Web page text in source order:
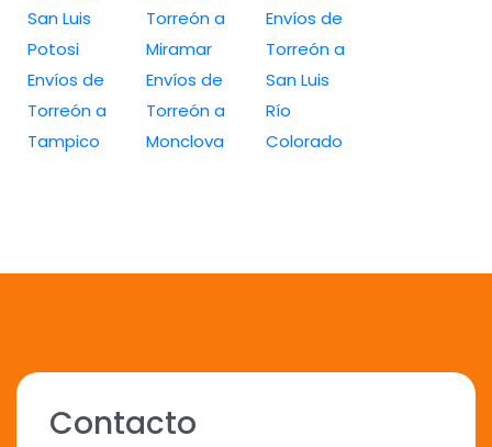
San Luis
Potosi
Envíos de
Torreón a
Tampico
Torreón a
Miramar
Envíos de
Torreón a
Monclova
Envíos de
Torreón a
San Luis
Río
Colorado
Contacto